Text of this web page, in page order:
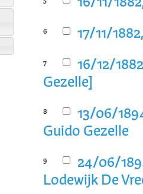
16/11/
6 17/11/
7
16/12/
Gezelle]
8
13/06/
Guido Gezelle
9
24/06/
Lodewijk De